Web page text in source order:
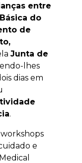
entre
do
de
Junta de
lhes
dias em
.
e